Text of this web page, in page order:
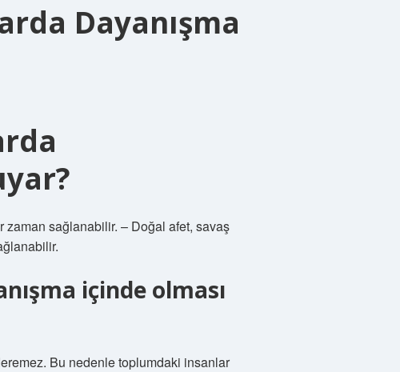
Dayanışma
zaman sağlanabilir. – Doğal afet, savaş
içinde olması
Bu nedenle toplumdaki insanlar